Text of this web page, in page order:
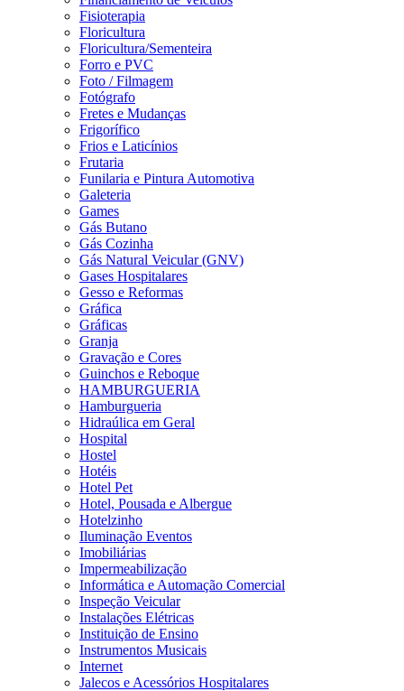
Fisioterapia
Floricultura
Floricultura/Sementeira
Forro e PVC
Foto / Filmagem
Fotógrafo
Fretes e Mudanças
Frigorífico
Frios e Laticínios
Frutaria
Funilaria e Pintura Automotiva
Galeteria
Games
Gás Butano
Gás Cozinha
Gás Natural Veicular (GNV)
Gases Hospitalares
Gesso e Reformas
Gráfica
Gráficas
Granja
Gravação e Cores
Guinchos e Reboque
HAMBURGUERIA
Hamburgueria
Hidraúlica em Geral
Hospital
Hostel
Hotéis
Hotel Pet
Hotel, Pousada e Albergue
Hotelzinho
Iluminação Eventos
Imobiliárias
Impermeabilização
Informática e Automação Comercial
Inspeção Veicular
Instalações Elétricas
Instituição de Ensino
Instrumentos Musicais
Internet
Jalecos e Acessórios Hospitalares